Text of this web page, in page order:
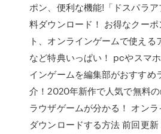
ポン、便利な機能!「ドスパラ
料ダウンロード！ お得なクー
ト、オンラインゲームで使える
など特典いっぱい！ pcやスマ
インゲームを編集部がおすすめ
介！2020年新作で人気で無料
ラウザゲームが分かる！ オン
ダウンロードする方法 前回更